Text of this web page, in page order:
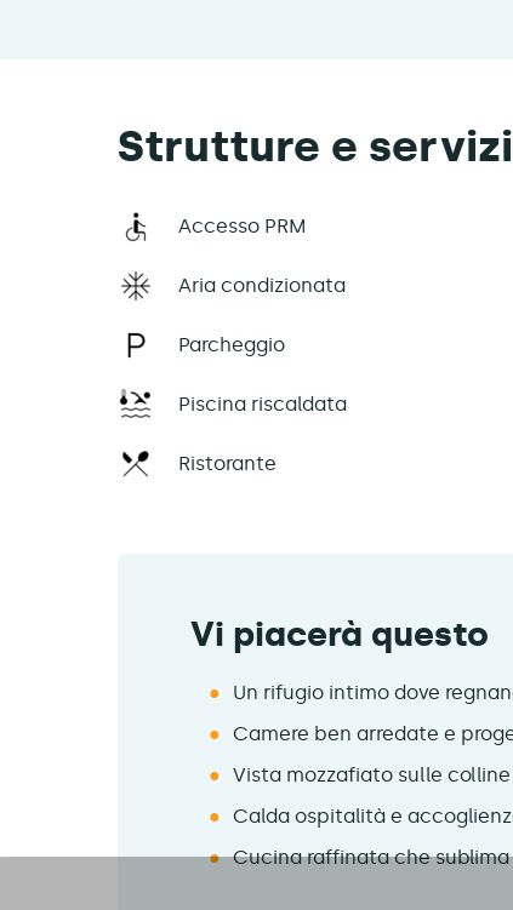
Strutture e servizi
Accesso PRM
Aria condizionata
Parcheggio
Piscina riscaldata
Ristorante
Vi piacerà questo
Un rifugio intimo dove
Camere ben arredate e
Vista mozzafiato sulle
Calda ospitalità e
Cucina raffinata che